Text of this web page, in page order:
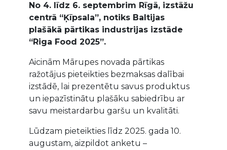
No 4. līdz 6. septembrim Rīgā, izstāžu
centrā “Ķīpsala”, notiks Baltijas
plašākā pārtikas industrijas izstāde
“Riga Food 2025”.
Aicinām Mārupes novada pārtikas
ražotājus pieteikties bezmaksas dalībai
izstādē, lai prezentētu savus produktus
un iepazīstinātu plašāku sabiedrību ar
savu meistardarbu garšu un kvalitāti.
Lūdzam pieteikties līdz 2025. gada 10.
augustam, aizpildot anketu –